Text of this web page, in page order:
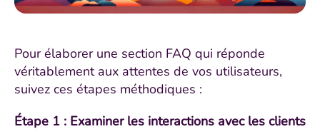
Pour élaborer une section FAQ qui réponde
véritablement aux attentes de vos utilisateurs,
suivez ces étapes méthodiques :
Étape 1 : Examiner les interactions avec les clients